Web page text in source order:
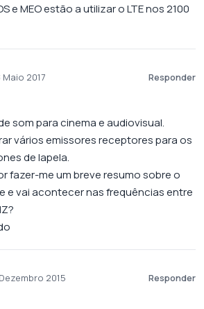
e MEO estão a utilizar o LTE nos 2100
Maio 2017 Responder
som para cinema e audiovisual.
vários emissores receptores para os
de lapela.
fazer-me um breve resumo sobre o
e vai acontecer nas frequências entre
2015 Responder